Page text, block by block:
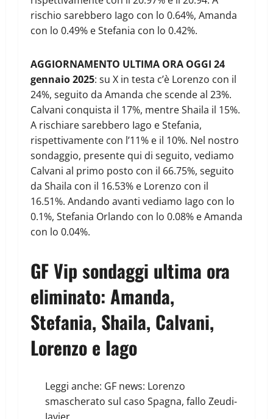
rischio sarebbero Iago con lo 0.64%, Amanda
con lo 0.49% e Stefania con lo 0.42%.
AGGIORNAMENTO ULTIMA ORA OGGI 24
gennaio 2025: su X in testa c’è Lorenzo con il
24%, seguito da Amanda che scende al 23%.
Calvani conquista il 17%, mentre Shaila il 15%.
A rischiare sarebbero Iago e Stefania,
rispettivamente con l’11% e il 10%. Nel nostro
sondaggio, presente qui di seguito, vediamo
Calvani al primo posto con il 66.75%, seguito
da Shaila con il 16.53% e Lorenzo con il
16.51%. Andando avanti vediamo Iago con lo
0.1%, Stefania Orlando con lo 0.08% e Amanda
con lo 0.04%.
GF Vip sondaggi ultima ora
eliminato: Amanda,
Stefania, Shaila, Calvani,
Lorenzo e Iago
Leggi anche: GF news: Lorenzo
smascherato sul caso Spagna, fallo Zeudi-